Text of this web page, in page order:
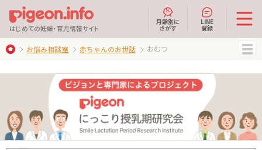
はじめての妊娠・育児情報サイト
月齢別に
さがす
LINE
登録
お悩み相談室 赤ちゃんのお世話 おむつ